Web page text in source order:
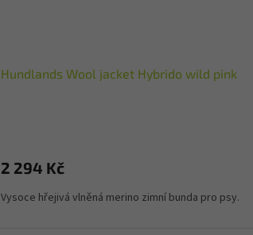
Hundlands Wool jacket Hybrido wild pink
2 294 Kč
Vysoce hřejivá vlněná merino zimní bunda pro psy.